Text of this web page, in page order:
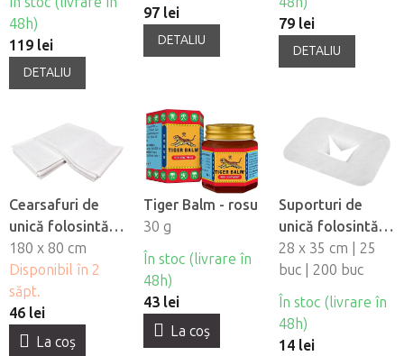
48h)
119 lei
DETALIU
97 lei
DETALIU
79 lei
DETALIU
Cearsafuri de
unică folosintă
impermeabile
Fabulo, 10 buc
180 x 80 cm
Disponibil în 2
săpt.
46 lei
La coş
Tiger Balm - rosu
30 g
În stoc (livrare în
48h)
43 lei
La coş
Suporturi de
unică folosintă
pentru orificiul
fetei din material
netesut Fabulo
28 x 35 cm | 25
buc | 200 buc
În stoc (livrare în
48h)
14 lei